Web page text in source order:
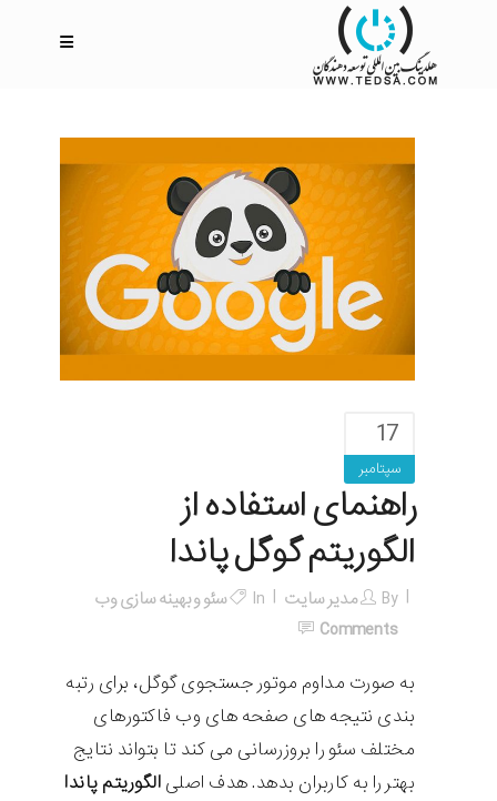
17
سپتامبر
راهنمای استفاده از
الگوریتم گوگل پاندا
By مدیر سایت In
سئو و بهینه سازی وب
Comments
به صورت مداوم موتور جستجوی گوگل، برای رتبه
بندی نتیجه های صفحه های وب فاکتورهای
مختلف سئو را بروزرسانی می کند تا بتواند نتایج
بهتر را به کاربران بدهد. هدف اصلی الگوریتم پاندا